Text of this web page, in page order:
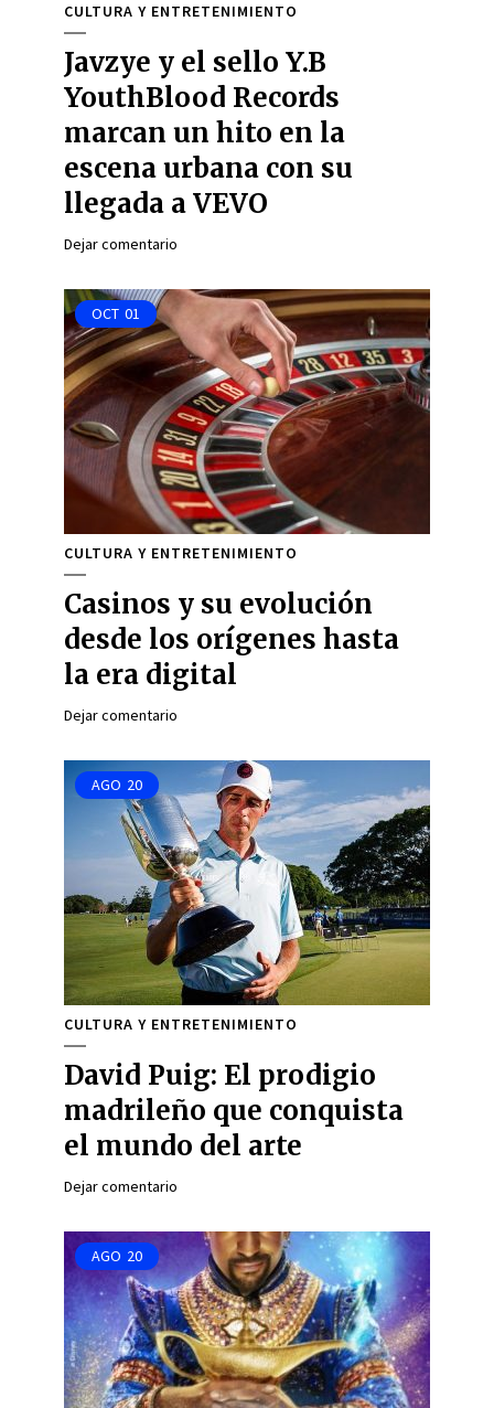
CULTURA Y ENTRETENIMIENTO
Javzye y el sello Y.B
YouthBlood Records
marcan un hito en la
escena urbana con su
llegada a VEVO
Dejar comentario
OCT 01
CULTURA Y ENTRETENIMIENTO
Casinos y su evolución
desde los orígenes hasta
la era digital
Dejar comentario
AGO 20
CULTURA Y ENTRETENIMIENTO
David Puig: El prodigio
madrileño que conquista
el mundo del arte
Dejar comentario
AGO 20